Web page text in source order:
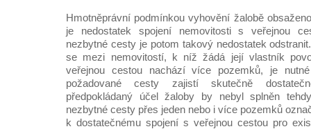
Hmotněprávní podmínkou vyhovění žalobě
je nedostatek spojení nemovitosti s veřejnou
nezbytné cesty je potom takový nedostatek
se mezi nemovitostí, k níž žádá její vlastník
veřejnou cestou nachází více pozemků, je
požadované cesty zajistí skutečně
předpokládaný účel žaloby by nebyl splněn
nezbytné cesty přes jeden nebo i více pozemků
k dostatečnému spojení s veřejnou cestou pro